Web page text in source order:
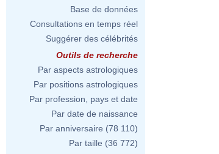
Base de données
Consultations en temps réel
Suggérer des célébrités
Outils de recherche
Par aspects astrologiques
Par positions astrologiques
Par profession, pays et date
Par date de naissance
Par anniversaire (78 110)
Par taille (36 772)